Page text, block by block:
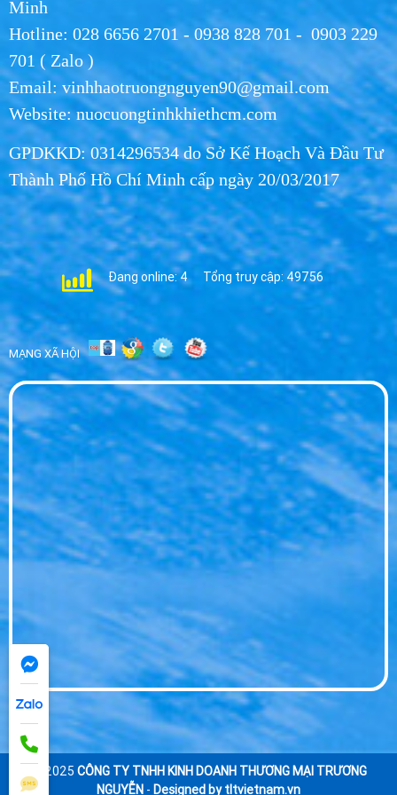
Nước Uống Hikari Chính Hãng - Uy Tín, Chất
Lượng, Giao Nhanh
WED 07, 2026
Phân Phối Nước Hikari Khu Công Nghiệp
Long An | Giá Sỉ 2026
WED 07, 2026
Nước Hikari cho Hội nghị - Giải Pháp Nước
Uống Cao Cấp 2026
WED 07, 2026
Đại Lý Nước Hikari Huyện Bến Lức - Phân
Phối Sỉ Lẻ Giá Tốt
WED 07, 2026
Đại Lý Nước Hikari Tp Tân An - Giao Nhanh
Tận Nơi Giá Sỉ
WED 07, 2026
Minh
Hotline: 028 6656 2701 - 0938 828 701 - 0903 229
701 ( Zalo )
Email: vinhhaotruongnguyen90@gmail.com
Website: nuocuongtinhkhiethcm.com
GPDKKD: 0314296534 do Sở Kế Hoạch Và Đầu Tư
Thành Phố Hồ Chí Minh cấp ngày 20/03/2017
Đang online: 4 Tổng truy cập: 49756
MẠNG XÃ HỘI
© 2025 CÔNG TY TNHH KINH DOANH THƯƠNG MẠI TRƯƠNG
NGUYỄN - Designed by tltvietnam.vn